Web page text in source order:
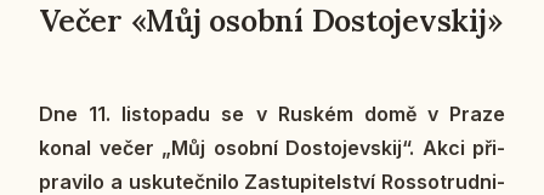
Večer «Můj osobní Dostojevskij»
Dne 11. lis­to­pa­du se v Ruském domě v Praze
konal večer „Můj osobní Do­sto­jev­skij“. Akci při­
pra­vi­lo a usku­teč­ni­lo Za­stu­pi­tel­ství Ros­so­trud­ni­